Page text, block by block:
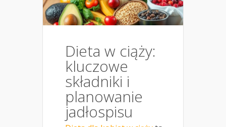
Dieta w ciąży:
kluczowe
składniki i
planowanie
jadłospisu